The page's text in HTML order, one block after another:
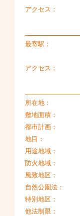
アクセス：
最寄駅：
アクセス：
所在地：
敷地面積：
都市計画：
地目：
用途地域：
防火地域：
風致地区：
自然公園法：
特別地区：
他法制限：